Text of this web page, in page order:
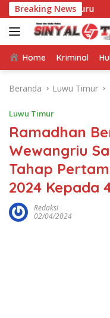
Langsung
ke
konten
Breaking News
Guru
Home Kriminal
Beranda Luwu Timur
Luwu Timur
Ramadhan
Wewangriu
Tahap
2024 Kepada
Redaksi
02/04/2024